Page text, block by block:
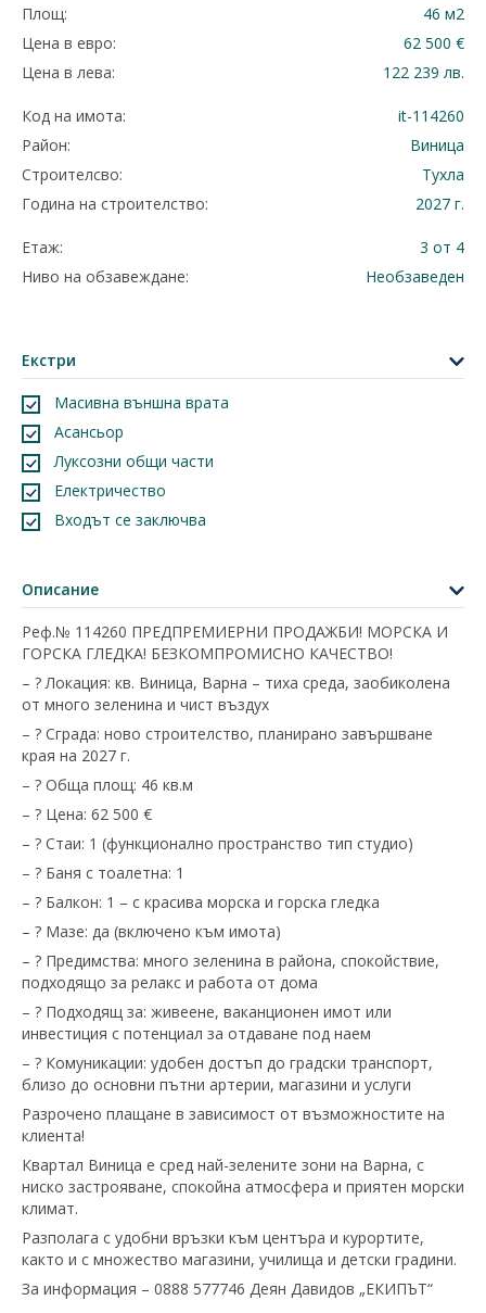
Площ:
46 м2
Цена в евро:
62 500 €
Цена в лева:
122 239 лв.
Код на имота:
it-114260
Район:
Виница
Строителсво:
Тухла
Година на строителство:
2027 г.
Етаж:
3 от 4
Ниво на обзавеждане:
Необзаведен
Екстри
Масивна външна врата
Асансьор
Луксозни общи части
Електричество
Входът се заключва
Описание
Реф.№ 114260 ПРЕДПРЕМИЕРНИ ПРОДАЖБИ! МОРСКА И
ГОРСКА ГЛЕДКА! БЕЗКОМПРОМИСНО КАЧЕСТВО!
– ? Локация: кв. Виница, Варна – тиха среда, заобиколена
от много зеленина и чист въздух
– ? Сграда: ново строителство, планирано завършване
края на 2027 г.
– ? Обща площ: 46 кв.м
– ? Цена: 62 500 €
– ? Стаи: 1 (функционално пространство тип студио)
– ? Баня с тоалетна: 1
– ? Балкон: 1 – с красива морска и горска гледка
– ? Мазе: да (включено към имота)
– ? Предимства: много зеленина в района, спокойствие,
подходящо за релакс и работа от дома
– ? Подходящ за: живеене, ваканционен имот или
инвестиция с потенциал за отдаване под наем
– ? Комуникации: удобен достъп до градски транспорт,
близо до основни пътни артерии, магазини и услуги
Разрочено плащане в зависимост от възможностите на
клиента!
Квартал Виница е сред най-зелените зони на Варна, с
ниско застрояване, спокойна атмосфера и приятен морски
климат.
Разполага с удобни връзки към центъра и курортите,
както и с множество магазини, училища и детски градини.
За информация – 0888 577746 Деян Давидов „ЕКИПЪТ“